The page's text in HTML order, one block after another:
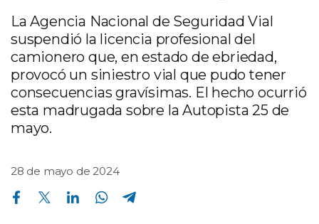
La Agencia Nacional de Seguridad Vial
suspendió la licencia profesional del
camionero que, en estado de ebriedad,
provocó un siniestro vial que pudo tener
consecuencias gravísimas. El hecho ocurrió
esta madrugada sobre la Autopista 25 de
mayo.
28 de mayo de 2024
Compartir en Facebook Compartir en Twitter Compartir en Linkedin Compartir en Whatsapp